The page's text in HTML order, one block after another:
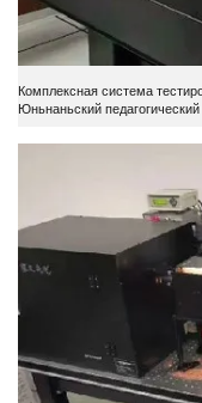
Комплексная система
Юньнаньский